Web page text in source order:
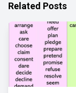
Related Posts